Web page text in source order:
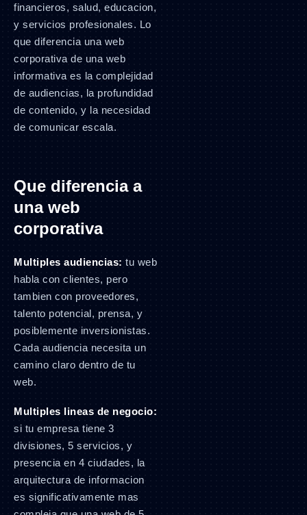
financieros, salud, educacion,
y servicios profesionales. Lo
que diferencia una web
corporativa de una web
informativa es la complejidad
de audiencias, la profundidad
de contenido, y la necesidad
de comunicar escala.
Que diferencia a
una web
corporativa
Multiples audiencias: tu web
habla con clientes, pero
tambien con proveedores,
talento potencial, prensa, y
posiblemente inversionistas.
Cada audiencia necesita un
camino claro dentro de tu
web.
Multiples lineas de negocio:
si tu empresa tiene 3
divisiones, 5 servicios, y
presencia en 4 ciudades, la
arquitectura de informacion
es significativamente mas